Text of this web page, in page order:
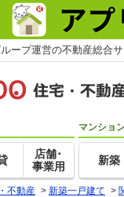
ープ運営の不動産総合
店舗･
事業用
マンショ
新築
不動産 > 新築一戸建て >